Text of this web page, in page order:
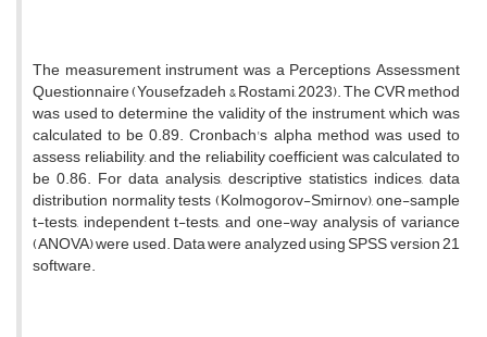
The measurement instrument was a Perceptions Assessment
Questionnaire (Yousefzadeh & Rostami, 2023). The CVR method
was used to determine the validity of the instrument, which was
calculated to be 0.89. Cronbach's alpha method was used to
assess reliability, and the reliability coefficient was calculated to
be 0.86. For data analysis, descriptive statistics indices, data
distribution normality tests (Kolmogorov-Smirnov), one-sample
t-tests, independent t-tests, and one-way analysis of variance
(ANOVA) were used. Data were analyzed using SPSS version 21
software.